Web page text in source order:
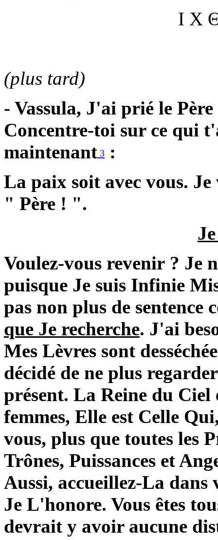
Ι Χ
(plus tard)
- Vassula, J'ai prié le
Concentre-toi sur ce qui
maintenant 3 :
La paix soit avec vous.
" Père ! ".
Voulez-vous revenir ? Je
puisque Je suis Infinie
pas non plus de sentence
que Je recherche. J'ai
Mes Lèvres sont
décidé de ne plus
présent. La Reine du Ciel
femmes, Elle est Celle
vous, plus que toutes les
Trônes, Puissances et
Aussi, accueillez-La dans
Je L'honore. Vous êtes
devrait y avoir aucune